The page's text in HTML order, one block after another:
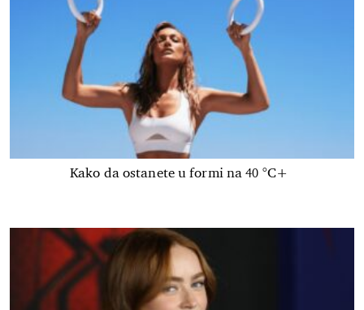
Kako da ostanete u formi na 40 °C+